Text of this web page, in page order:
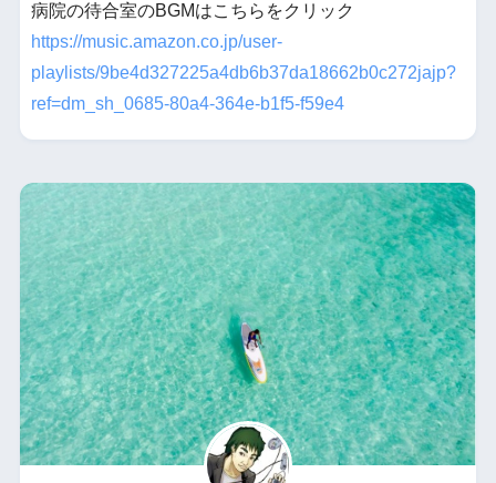
病院の待合室のBGMはこちらをクリック
https://music.amazon.co.jp/user-
playlists/9be4d327225a4db6b37da18662b0c272jajp?
ref=dm_sh_0685-80a4-364e-b1f5-f59e4